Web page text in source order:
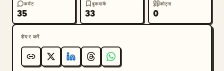
कमेंट
35
बुकमार्क
33
कोट्स
0
शेयर करें